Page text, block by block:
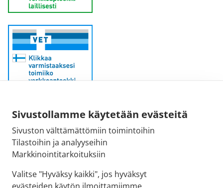
Sivustollamme käytetään evästeitä
Sivuston välttämättömiin toimintoihin
Tilastoihin ja analyyseihin
Markkinointitarkoituksiin
Valitse "Hyväksy kaikki", jos hyväksyt
Sähköpostiosoite:
kirjaamo@fimea.fi
Fimean vaihde:
029 522 3341